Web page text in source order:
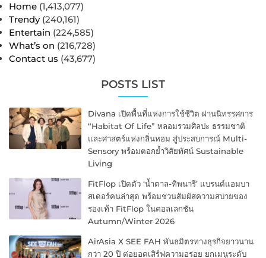
Home (1,413,077)
Trendy (240,161)
Entertain (224,585)
What’s on (216,728)
Contact us (43,677)
POSTS LIST
Divana เปิดพื้นที่แห่งการใช้ชีวิต ผ่านนิทรรศการ
“Habitat Of Life” หลอมรวมศิลปะ ธรรมชาติ
และศาสตร์แห่งกลิ่นหอม สู่ประสบการณ์ Multi-
Sensory พร้อมตอกย้ำวิสัยทัศน์ Sustainable
Living
FitFlop เปิดตัว ‘น้ำตาล-ทิพนารี’ แบรนด์แอมบา
สเดอร์คนล่าสุด พร้อมชวนสัมผัสความสบายของ
รองเท้า FitFlop ในคอลเลกชัน
Autumn/Winter 2026
AirAsia X SEE FAH พันธมิตรทางธุรกิจยาวนาน
กว่า 20 ปี ต่อยอดเสิร์ฟความอร่อย ยกเมนูระดับ